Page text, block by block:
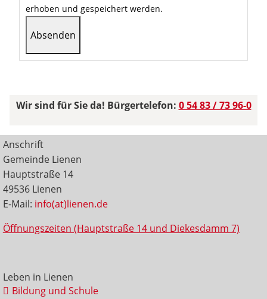
erhoben und gespeichert werden.
Wir sind für Sie da! Bürgertelefon: 0 54 83 / 73 96-0
Anschrift
Gemeinde Lienen
Hauptstraße 14
49536 Lienen
E-Mail: info(at)lienen.de
Öffnungszeiten (Hauptstraße 14 und Diekesdamm 7)
Leben in Lienen
Bildung und Schule